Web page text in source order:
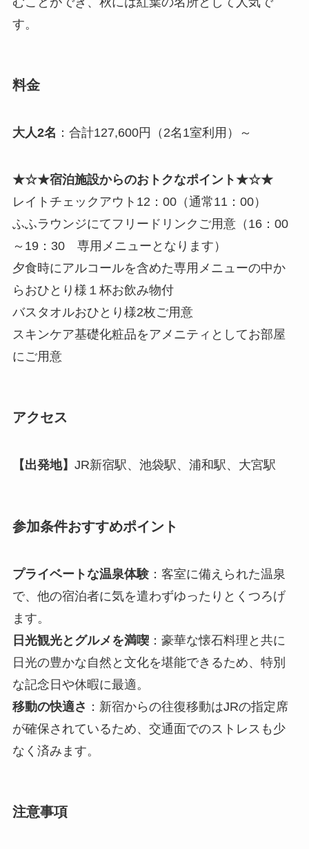
す。
料金
大人2名 ：合計127,600円（2名1室利用）～
★☆★宿泊施設からのおトクなポイント★☆★
レイトチェックアウト12：00（通常11：00）
ふふラウンジにてフリードリンクご用意（16：00
～19：30 専用メニューとなります）
夕食時にアルコールを含めた専用メニューの中か
らおひとり様１杯お飲み物付
バスタオルおひとり様2枚ご用意
スキンケア基礎化粧品をアメニティとしてお部屋
にご用意
アクセス
【出発地】 JR新宿駅、池袋駅、浦和駅、大宮駅
参加条件おすすめポイント
プライベートな温泉体験：客室に備えられた温泉
で、他の宿泊者に気を遣わずゆったりとくつろげ
ます。
日光観光とグルメを満喫：豪華な懐石料理と共に
日光の豊かな自然と文化を堪能できるため、特別
な記念日や休暇に最適。
移動の快適さ ：新宿からの往復移動はJRの指定席
が確保されているため、交通面でのストレスも少
なく済みます。
注意事項